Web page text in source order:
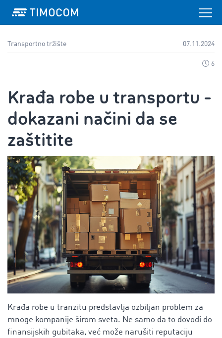
Transportno tržište 07.11.2024
6
Krađa robe u transportu -
dokazani načini da se
zaštitite
Krađa robe u tranzitu predstavlja ozbiljan problem za
mnoge kompanije širom sveta. Ne samo da to dovodi do
finansijskih gubitaka, već može narušiti reputaciju